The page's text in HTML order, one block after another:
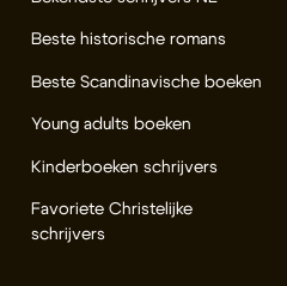
Beste historische romans
Beste Scandinavische boeken
Young adults boeken
Kinderboeken schrijvers
Favoriete Christelijke
schrijvers